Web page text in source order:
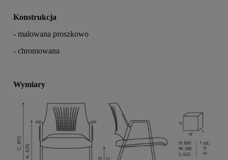
Konstrukcja
- malowana proszkowo
- chromowana
Wymiary